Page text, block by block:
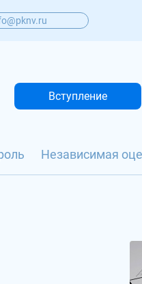
Вступление
Независимая